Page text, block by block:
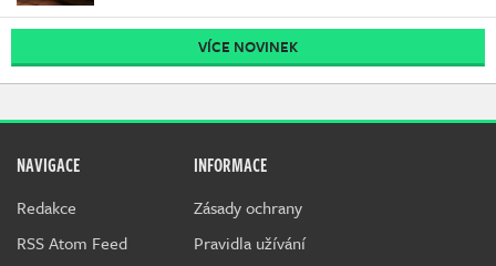
VÍCE NOVINEK
NAVIGACE
Redakce
RSS Atom Feed
INFORMACE
Zásady ochrany
Pravidla užívání